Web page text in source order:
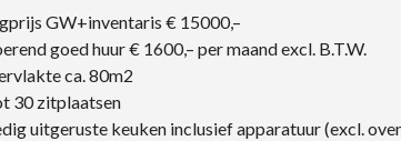
GW+inventaris € 15000,–
goed huur € 1600,– per maand excl. B.T.W.
ca. 80m2
30 zitplaatsen
uitgeruste keuken inclusief apparatuur (excl.